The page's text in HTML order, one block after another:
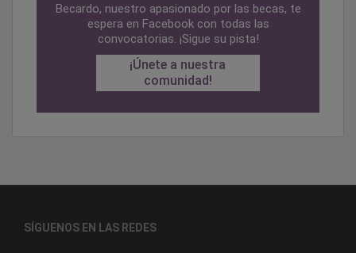
Becardo, nuestro apasionado por las becas, te
espera en Facebook con todas las
convocatorias. ¡Sigue su pista!
¡Únete a nuestra
comunidad!
SÍGUENOS EN LAS REDES